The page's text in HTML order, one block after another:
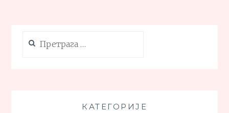
за:
КАТЕГОРИЈЕ